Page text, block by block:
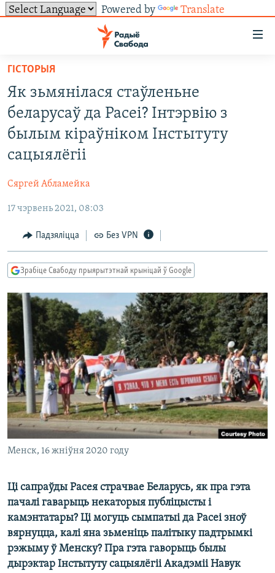
Powered by Translate
ўнівэрсальнага
доступу
Перайсьці
да
галоўнага
зьместу
да
галоўнай
навігацыі
Перайсьці
пошуку
ВАЙНА
БЕЛАРУСЫ НА ВАЙНЕ
КУЛЬТУРА
КАЛЯНДАР
ТОЛЬКІ НА СВАБОДЗЕ
КНІГІ
АЎДЫЁКНІГІ
МОВА
НА ХВАЛЯХ СВАБОДЫ
СУВЯЗЬ
АБЫСЬЦІ БЛЯКАВАНЬНЕ
ПАДПІСАЦЦА
FACEBOOK
TWITTER
САЧЫЦЕ ЗА АБНАЎЛЕНЬНЯМІ
Усе сайты РС/РСЭ
ГІСТОРЫЯ
Як зьмянілася стаўленьне
беларусаў да Расеі? Інтэрвію з
былым кіраўніком Інстытуту
сацыялёгіі
Сяргей Абламейка
17 чэрвень 2021, 08:03
Падзяліцца Без VPN
Зрабіце Свабоду прыярытэтнай крыніцай ў Google
Менск, 16 жніўня 2020 году
Ці сапраўды Расея страчвае Беларусь, як пра гэта
пачалі гаварыць некаторыя публіцысты і
камэнтатары? Ці могуць сымпатыі да Расеі зноў
вярнуцца, калі яна зьменіць палітыку падтрымкі
рэжыму ў Менску? Пра гэта гаворыць былы
дырэктар Інстытуту сацыялёгіі Акадэміі Навук